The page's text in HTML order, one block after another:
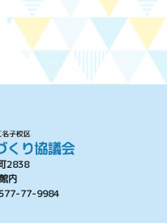
2838
内
77-9984